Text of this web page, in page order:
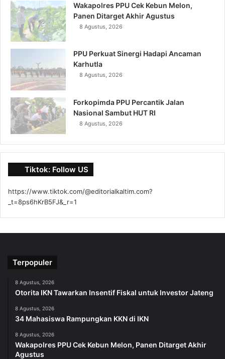
Wakapolres PPU Cek Kebun Melon,
Panen Ditarget Akhir Agustus
8 Agustus, 2026
PPU Perkuat Sinergi Hadapi Ancaman
Karhutla
8 Agustus, 2026
Forkopimda PPU Percantik Jalan
Nasional Sambut HUT RI
8 Agustus, 2026
Tiktok: Follow US
https://www.tiktok.com/@editorialkaltim.com?
_t=8ps6hKrB5FJ&_r=1
Terpopuler
8 Agustus, 2026
Otorita IKN Tawarkan Insentif Fiskal untuk Investor Jateng
8 Agustus, 2026
34 Mahasiswa Rampungkan KKN di IKN
8 Agustus, 2026
Wakapolres PPU Cek Kebun Melon, Panen Ditarget Akhir
Agustus